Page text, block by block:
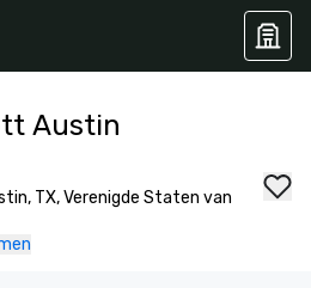
Austin
TX, Verenigde Staten van